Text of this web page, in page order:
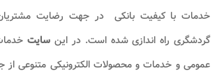
خدمات با کیفیت بانکی در جهت رضایت مشتریان
گردشگری راه اندازی شده است. در این سایت
عمومی و خدمات و محصولات الکترونیکی متنوعی از